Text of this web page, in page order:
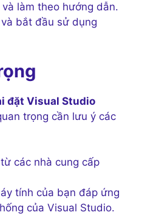
làm theo hướng dẫn.
bắt đầu sử dụng
đặt Visual Studio
trọng cần lưu ý các
các nhà cung cấp
tính của bạn đáp ứng
của Visual Studio.